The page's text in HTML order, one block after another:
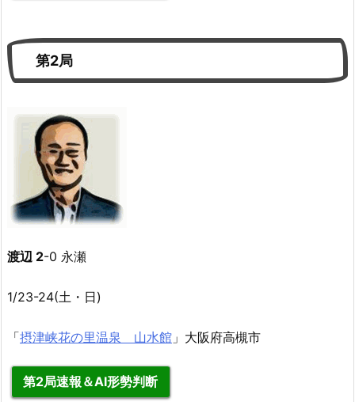
第2局
渡辺 2-0 永瀬
1/23-24(土・日)
「摂津峡花の里温泉 山水館 」大阪府高槻市
第2局速報＆AI形勢判断